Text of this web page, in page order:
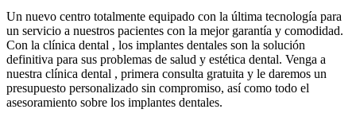
Un nuevo centro totalmente equipado con la última tecnología para
un servicio a nuestros pacientes con la mejor garantía y comodidad.
Con la clínica dental , los implantes dentales son la solución
definitiva para sus problemas de salud y estética dental. Venga a
nuestra clínica dental , primera consulta gratuita y le daremos un
presupuesto personalizado sin compromiso, así como todo el
asesoramiento sobre los implantes dentales.